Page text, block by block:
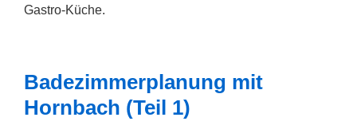
Gastro-Küche.
Badezimmerplanung mit
Hornbach (Teil 1)